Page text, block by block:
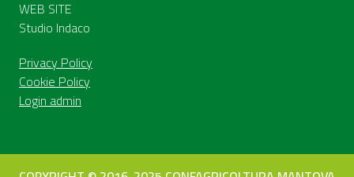
WEB SITE
Studio Indaco
Privacy Policy
Cookie Policy
Login admin